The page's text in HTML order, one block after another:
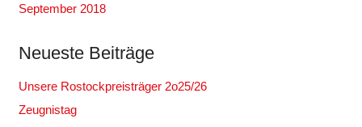
September 2018
Neueste Beiträge
Unsere Rostockpreisträger 2o25/26
Zeugnistag